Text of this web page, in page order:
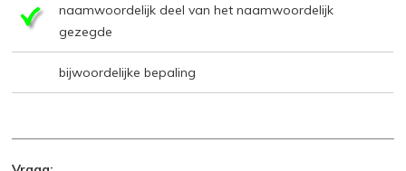
naamwoordelijk deel van het naamwoordelijk
gezegde
bijwoordelijke bepaling